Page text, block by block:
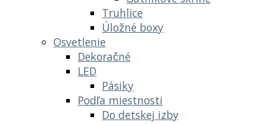
Truhlice
Úložné boxy
Osvetlenie
Dekoračné
LED
Pásiky
Podľa miestnosti
Do detskej izby